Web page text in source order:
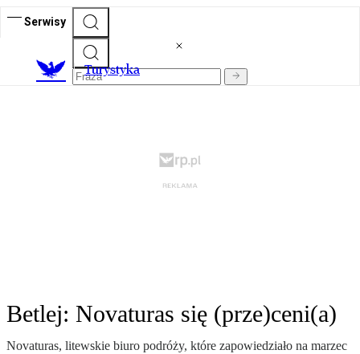
Serwisy
Turystyka
Betlej: Novaturas się (prze)ceni(a)
Novaturas, litewskie biuro podróży, które zapowiedziało na marzec